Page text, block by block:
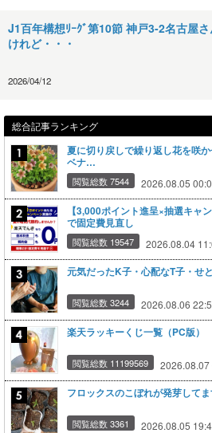
J1百年構想ﾘｰｸﾞ第10節 神戸3-2名古屋
けれど・・・
2026/04/12
総合記事ランキング
夏に切り戻しで繰り返し花を咲
ベナ…
閲覧総数 7544 2026.08.05
【3,000ポイント進呈×抽選キャ
で固定費見直し
閲覧総数 19547 2026.08.04
元気だったK子・心配なT子・せ
閲覧総数 3244 2026.08.06
楽天ラッキーくじ一覧（PC版）
閲覧総数 11199569 2026.08.07
フロックスのこぼれが発芽してま
閲覧総数 3361 2026.08.05